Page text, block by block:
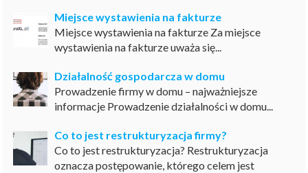
Miejsce wystawienia na fakturze
Miejsce wystawienia na fakturze Za miejsce
wystawienia na fakturze uważa się...
Działalność gospodarcza w domu
Prowadzenie firmy w domu – najważniejsze
informacje Prowadzenie działalności w domu...
Co to jest restrukturyzacja firmy?
Co to jest restrukturyzacja? Restrukturyzacja
oznacza postępowanie, którego celem jest